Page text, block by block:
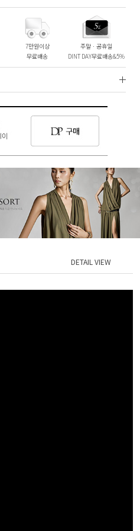
7만원이상
무료배송
주말ㆍ공휴일
DINT DAY무료배송&5%
DETAIL VIEW